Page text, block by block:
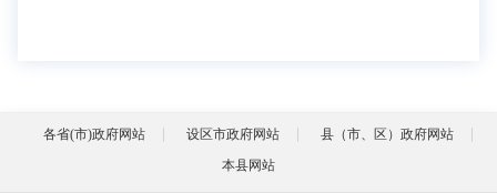
各省(市)政府网站 设区市政府网站
县（市、区）政府网站
本县网站